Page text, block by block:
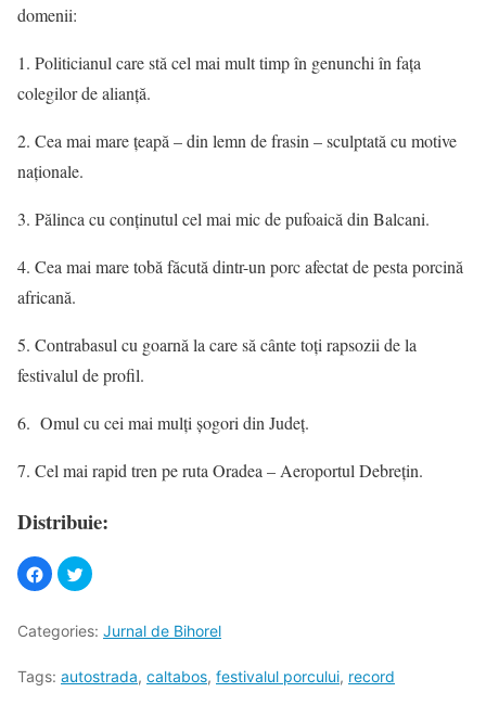
domenii:
1. Politicianul care stă cel mai mult timp în genunchi în fața
colegilor de alianță.
2. Cea mai mare țeapă – din lemn de frasin – sculptată cu motive
naționale.
3. Pălinca cu conținutul cel mai mic de pufoaică din Balcani.
4. Cea mai mare tobă făcută dintr-un porc afectat de pesta porcină
africană.
5. Contrabasul cu goarnă la care să cânte toți rapsozii de la
festivalul de profil.
6. Omul cu cei mai mulți șogori din Județ.
7. Cel mai rapid tren pe ruta Oradea – Aeroportul Debrețin.
Distribuie:
Categories: Jurnal de Bihorel
Tags: autostrada, caltabos, festivalul porcului, record